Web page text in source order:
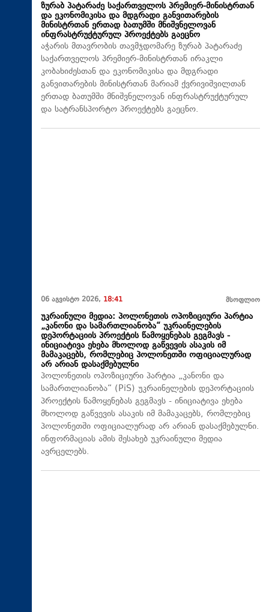
ზურაბ პატარაძე საქართველოს პრემიერ-მინისტრთან
და ეკონომიკისა და მდგრადი განვითარების
მინისტრთან ერთად ბათუმში მნიშვნელოვან
ინფრასტრუქტურულ პროექტებს გაეცნო
აჭარის მთავრობის თავმჯდომარე ზურაბ პატარაძე
საქართველოს პრემიერ-მინისტრთან ირაკლი
კობახიძესთან და ეკონომიკისა და მდგრადი
განვითარების მინისტრთან მარიამ ქვრივიშვილთან
ერთად ბათუმში მნიშვნელოვან ინფრასტრუქტურულ
და სატრანსპორტო პროექტებს გაეცნო.
06 აგვისტო 2026, 18:41 მსოფლიო
უკრაინული მედია: პოლონეთის ოპოზიციური პარტია
„კანონი და სამართლიანობა“ უკრაინელების
დეპორტაციის პროექტის წამოყენებას გეგმავს -
ინიციატივა ეხება მხოლოდ გაწვევის ასაკის იმ
მამაკაცებს, რომლებიც პოლონეთში ოფიციალურად
არ არიან დასაქმებულნი
პოლონეთის ოპოზიციური პარტია „კანონი და
სამართლიანობა“ (PiS) უკრაინელების დეპორტაციის
პროექტის წამოყენებას გეგმავს - ინიციატივა ეხება
მხოლოდ გაწვევის ასაკის იმ მამაკაცებს, რომლებიც
პოლონეთში ოფიციალურად არ არიან დასაქმებულნი.
ინფორმაციას ამის შესახებ უკრაინული მედია
ავრცელებს.